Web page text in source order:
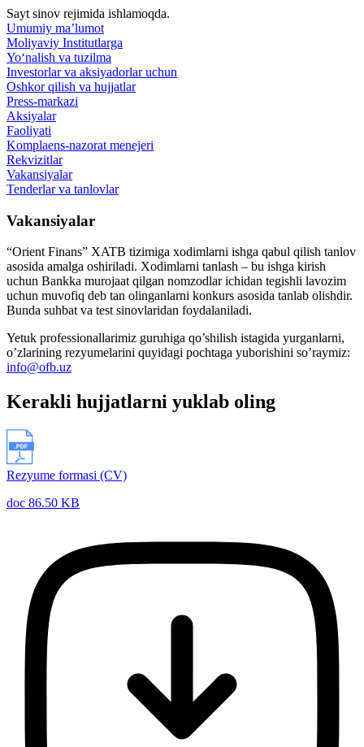
Sayt sinov rejimida ishlamoqda.
Umumiy ma’lumot
Moliyaviy Institutlarga
Yo‘nalish va tuzilma
Investorlar va aksiyadorlar uchun
Oshkor qilish va hujjatlar
Press-markazi
Aksiyalar
Faoliyati
Komplaens-nazorat menejeri
Rekvizitlar
Vakansiyalar
Tenderlar va tanlovlar
Vakansiyalar
“Orient Finans” XATB tizimiga xodimlarni ishga qabul qilish tanlov
asosida amalga oshiriladi. Xodimlarni tanlash – bu ishga kirish
uchun Bankka murojaat qilgan nomzodlar ichidan tegishli lavozim
uchun muvofiq deb tan olinganlarni konkurs asosida tanlab olishdir.
Bunda suhbat va test sinovlaridan foydalaniladi.
Yetuk professionallarimiz guruhiga qo’shilish istagida yurganlarni,
o’zlarining rezyumelarini quyidagi pochtaga yuborishini so’raymiz:
info@ofb.uz
Kerakli hujjatlarni yuklab oling
Rezyume formasi (CV)
doc 86.50 KB